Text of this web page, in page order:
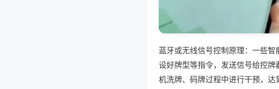
蓝牙或无线信号控制原理：一些
设好牌型等指令，发送信号给控
机洗牌、码牌过程中进行干预，达